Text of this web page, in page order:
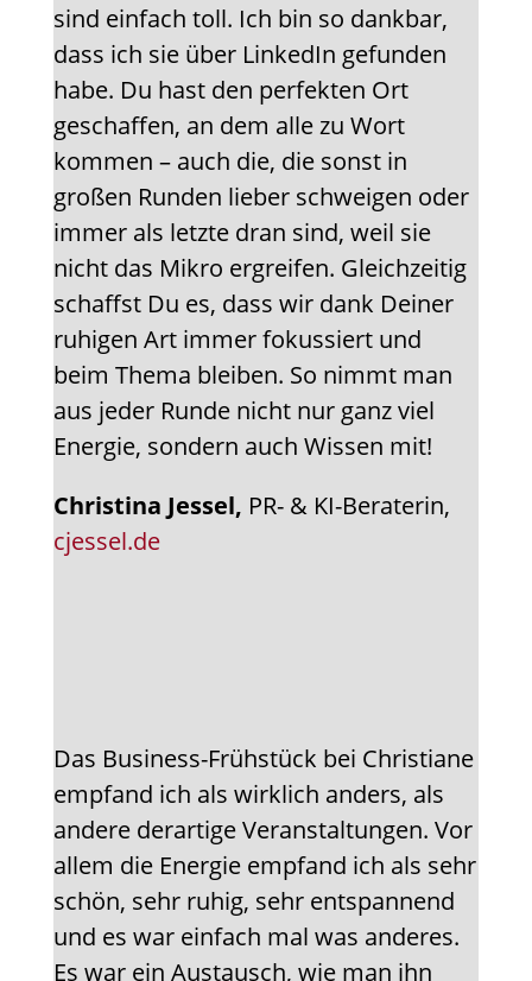
sind einfach toll. Ich bin so dankbar,
dass ich sie über LinkedIn gefunden
habe. Du hast den perfekten Ort
geschaffen, an dem alle zu Wort
kommen – auch die, die sonst in
großen Runden lieber schweigen oder
immer als letzte dran sind, weil sie
nicht das Mikro ergreifen. Gleichzeitig
schaffst Du es, dass wir dank Deiner
ruhigen Art immer fokussiert und
beim Thema bleiben. So nimmt man
aus jeder Runde nicht nur ganz viel
Energie, sondern auch Wissen mit!
Christina Jessel, PR- & KI-Beraterin,
cjessel.de
Das Business-Frühstück bei Christiane
empfand ich als wirklich anders, als
andere derartige Veranstaltungen. Vor
allem die Energie empfand ich als sehr
schön, sehr ruhig, sehr entspannend
und es war einfach mal was anderes.
Es war ein Austausch, wie man ihn